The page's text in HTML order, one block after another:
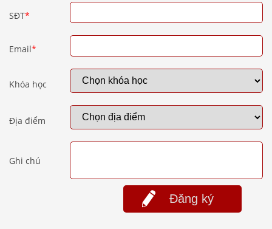
SĐT*
Email*
Khóa học
Địa điểm
Ghi chú
Đăng ký